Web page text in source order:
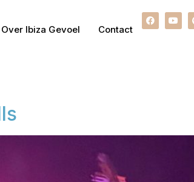
Over Ibiza Gevoel
Contact